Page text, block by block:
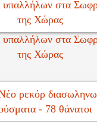
στα
της Χώρας